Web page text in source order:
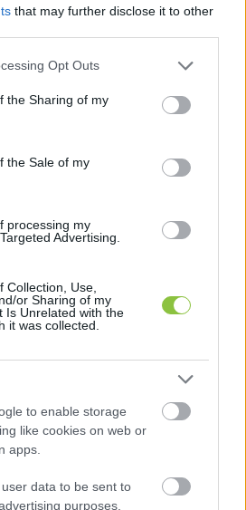
that may further disclose it to other
app uses one or more Google
usage behaviour. You may click to
Google and its third-party tags to
specified purposes in below Google
Opt Outs
the Sharing of my
the Sale of my
processing my
Advertising.
Collection, Use,
or Sharing of my
Is Unrelated with the
it was collected.
to enable storage
like cookies on web or
apps.
data to be sent to
purposes.
brüsszelezés ésstb.,
üzemmódnak, mint a város
hozzászólásnak. A
magam az eddigiekhez,
nem veszek részt, amit a
velük.”
februárban még a közbeszéd
tetszelgett, amikor
szavát kiforgatva próbált
hogy Orbán Viktor
politikai ellenfeleit, és a pokol
gyáván lapítanak, meg se
pusztán képmutatás,
való behódolás legaljasabb
miatt hőzöngenek, de amikor